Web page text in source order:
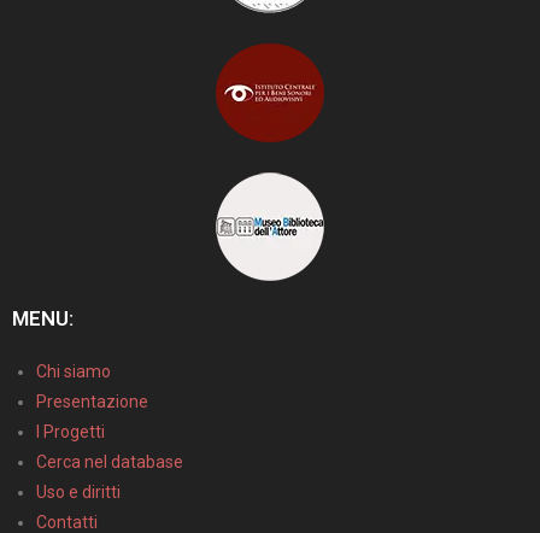
MENU:
Chi siamo
Presentazione
I Progetti
Cerca nel database
Uso e diritti
Contatti